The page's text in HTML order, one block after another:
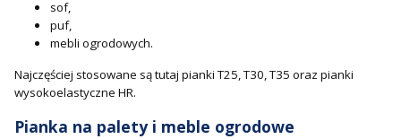
sof,
puf,
mebli ogrodowych.
Najczęściej stosowane są tutaj pianki T25, T30, T35 oraz pianki
wysokoelastyczne HR.
Pianka na palety i meble ogrodowe